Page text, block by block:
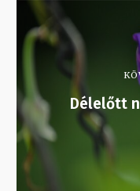
Délelőtt